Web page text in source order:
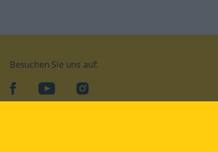
Besuchen Sie uns auf:
facebookYouTube Instagram